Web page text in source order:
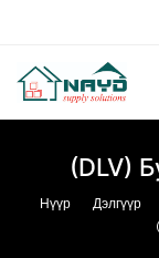
(DLV)
Нүүр Дэлгүүр